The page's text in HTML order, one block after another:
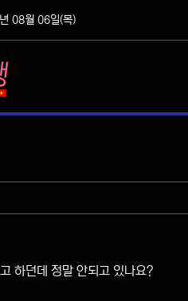
08월 06일(목)
하던데 정말 안되고 있나요?